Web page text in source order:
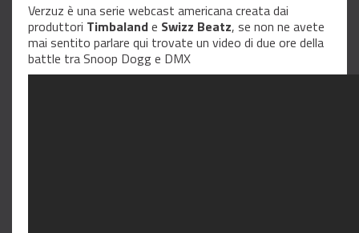
Verzuz è una serie webcast americana creata dai
produttori Timbalande Swizz Beatz, se non ne avete
mai sentito parlare qui trovate un video di due ore della
battle tra Snoop Dogg e DMX